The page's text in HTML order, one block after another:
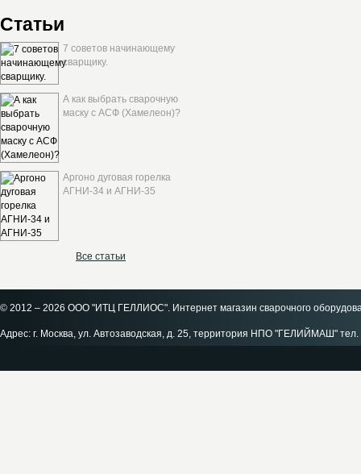
Статьи
7 советов начинающему
сварщику.
А как выбрать сварочную
маску с АСФ (Хамелеон)?
Аргоно дуговая горелка
АГНИ-34 и АГНИ-35
Все статьи
© 2012 – 2026 ООО "ИТЦ ГЕЛЛИОС". Интернет магазин сварочного
Адрес: г. Москва, ул. Автозаводская, д. 25, территория НПО "ГЕЛИЙМАШ"